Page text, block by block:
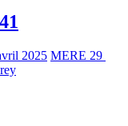
2025 MERE 29